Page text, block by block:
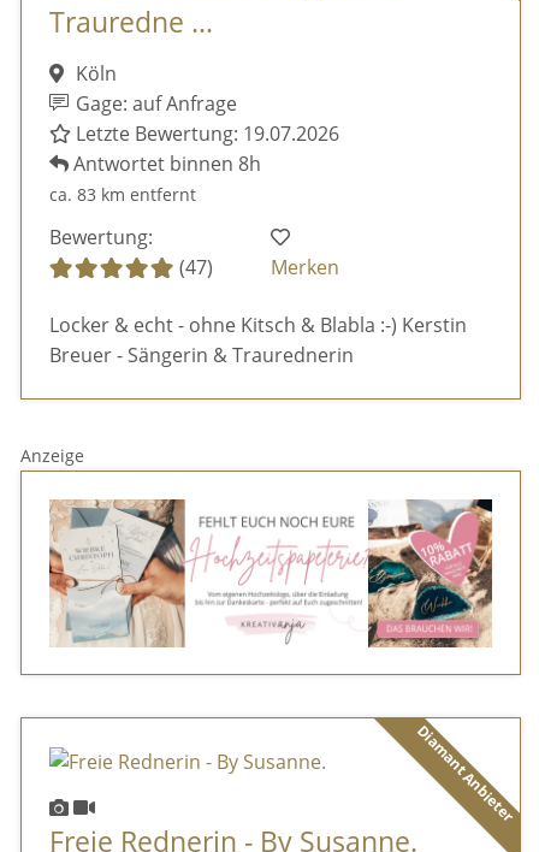
Trauredne ...
Köln
Gage: auf Anfrage
Letzte Bewertung: 19.07.2026
Antwortet binnen 8h
ca. 83 km entfernt
Bewertung:
(47)
Merken
Locker & echt - ohne Kitsch & Blabla :-) Kerstin
Breuer - Sängerin & Traurednerin
Anzeige
Diamant Anbieter
Freie Rednerin - By Susanne.